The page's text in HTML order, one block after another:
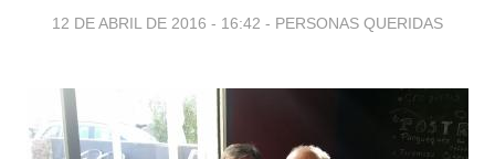
12 DE ABRIL DE 2016 - 16:42 - PERSONAS QUERIDAS